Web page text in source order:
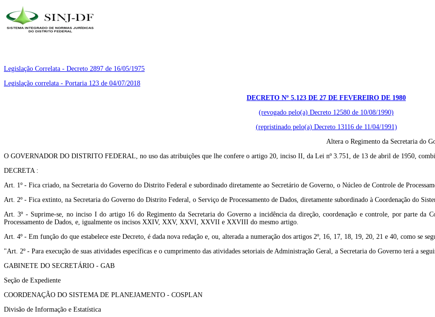
Legislação Correlata - Decreto 2897 de 16/05/1975
Legislação correlata - Portaria 123 de 04/07/2018
DECRETO Nº 5.123 DE 27 DE FEVEREIRO DE 1980
(revogado pelo(a) Decreto 12580 de 10/08/1990)
(repristinado pelo(a) Decreto 13116 de 11/04/1991)
Altera o Regimento da Secretaria do
O GOVERNADOR DO DISTRITO FEDERAL, no uso das atribuições que lhe confere o artigo 20, inciso II, da Lei nº 3.751, de 13 de abril de 1950,
DECRETA :
Art. 1º - Fica criado, na Secretaria do Governo do Distrito Federal e subordinado diretamente ao Secretário de Governo, o Núcleo de Controle de
Art. 2º - Fica extinto, na Secretaria do Governo do Distrito Federal, o Serviço de Processamento de Dados, diretamente subordinado à Coordenação do
Art. 3º - Suprime-se, no inciso I do artigo 16 do Regimento da Secretaria do Governo a incidência da direção, coordenação e controle, por parte da
Processamento de Dados, e, igualmente os incisos XXIV, XXV, XXVI, XXVII e XXVIII do mesmo artigo.
Art. 4º - Em função do que estabelece este Decreto, é dada nova redação e, ou, alterada a numeração dos artigos 2º, 16, 17, 18, 19, 20, 21 e 40, como se
"Art. 2º - Para execução de suas atividades específicas e o cumprimento das atividades setoriais de Administração Geral, a Secretaria do Governo terá a
GABINETE DO SECRETÁRIO - GAB
Seção de Expediente
COORDENAÇÃO DO SISTEMA DE PLANEJAMENTO - COSPLAN
Divisão de Informação e Estatística